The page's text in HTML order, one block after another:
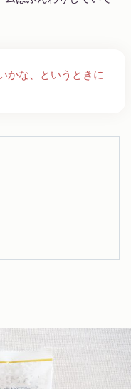
かな、というときに